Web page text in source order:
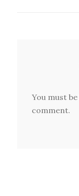
You must be
comment.